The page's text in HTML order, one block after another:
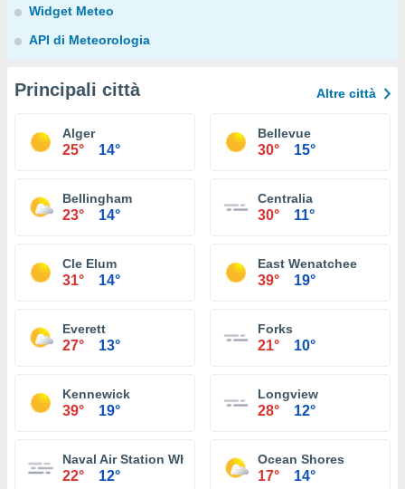
Widget Meteo
API di Meteorologia
Principali città Altre città
Alger
25° 14°
Bellevue
30° 15°
Bellingham
23° 14°
Centralia
30° 11°
Cle Elum
31° 14°
East Wenatchee
39° 19°
Everett
27° 13°
Forks
21° 10°
Kennewick
39° 19°
Longview
28° 12°
Naval Air Station Whidbey Island
22° 12°
Ocean Shores
17° 14°